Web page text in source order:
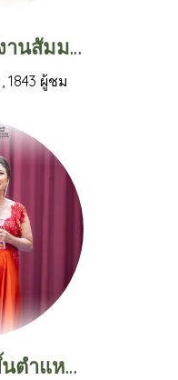
ภาพบรรยากาศงานสัมมนาเปิดโอกาสทางธุรกิจ ก้าวสู่ความสำเร็จ “ผู้นำเงินล้าน” ในวันที่ 12 พฤษภาคม 2566
, 1843 ผู้ชม
งานเลี้ยงฉลองขึ้นตำแหน่งแชร์แมนคุณศศิรัตน์ พูลพิพัฒน์ไพศาล